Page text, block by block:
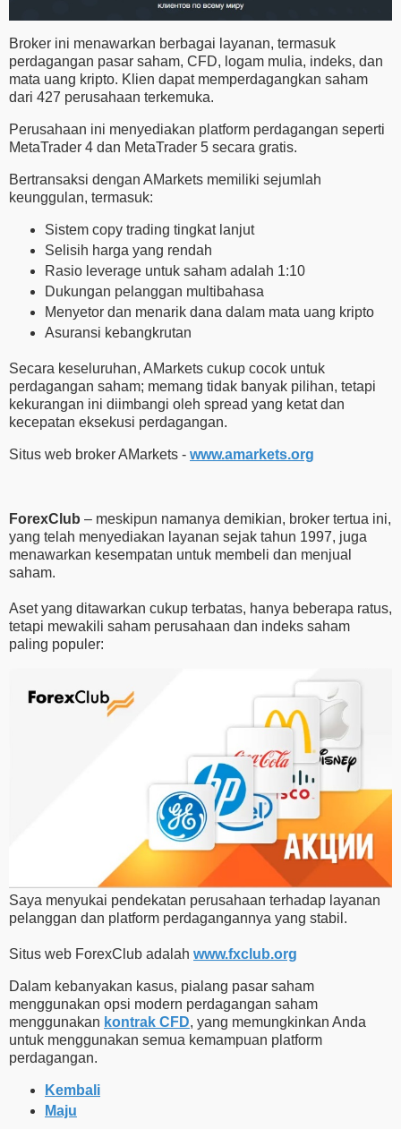
Broker ini menawarkan berbagai layanan, termasuk
perdagangan pasar saham, CFD, logam mulia, indeks, dan
mata uang kripto. Klien dapat memperdagangkan saham
dari 427 perusahaan terkemuka.
Perusahaan ini menyediakan platform perdagangan seperti
MetaTrader 4 dan MetaTrader 5 secara gratis.
Bertransaksi dengan AMarkets memiliki sejumlah
keunggulan, termasuk:
Sistem copy trading tingkat lanjut
Selisih harga yang rendah
Rasio leverage untuk saham adalah 1:10
Dukungan pelanggan multibahasa
Menyetor dan menarik dana dalam mata uang kripto
Asuransi kebangkrutan
Secara keseluruhan, AMarkets cukup cocok untuk
perdagangan saham; memang tidak banyak pilihan, tetapi
kekurangan ini diimbangi oleh spread yang ketat dan
kecepatan eksekusi perdagangan.
Situs web broker AMarkets - www.amarkets.org
ForexClub – meskipun namanya demikian, broker tertua ini,
yang telah menyediakan layanan sejak tahun 1997, juga
menawarkan kesempatan untuk membeli dan menjual
saham.
Aset yang ditawarkan cukup terbatas, hanya beberapa ratus,
tetapi mewakili saham perusahaan dan indeks saham
paling populer:
Saya menyukai pendekatan perusahaan terhadap layanan
pelanggan dan platform perdagangannya yang stabil.
Situs web ForexClub adalah www.fxclub.org
Dalam kebanyakan kasus, pialang pasar saham
menggunakan opsi modern perdagangan saham
menggunakan kontrak CFD, yang memungkinkan Anda
untuk menggunakan semua kemampuan platform
perdagangan.
Kembali
Maju